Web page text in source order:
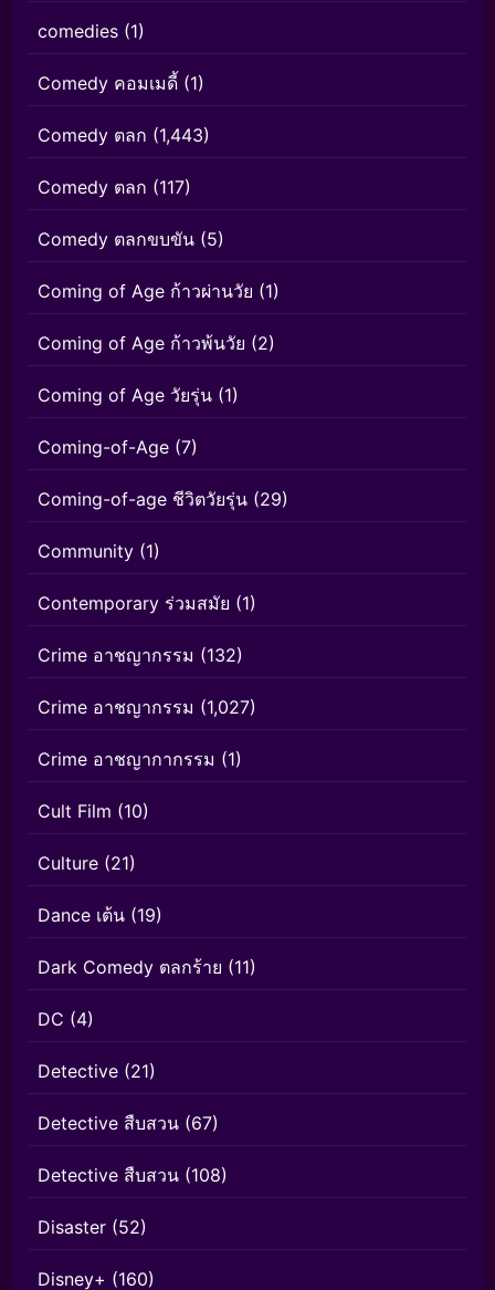
comedies (1)
Comedy คอมเมดี้ (1)
Comedy ตลก (1,443)
Comedy ตลก (117)
Comedy ตลกขบขัน (5)
Coming of Age ก้าวผ่านวัย (1)
Coming of Age ก้าวพ้นวัย (2)
Coming of Age วัยรุ่น (1)
Coming-of-Age (7)
Coming-of-age ชีวิตวัยรุ่น (29)
Community (1)
Contemporary ร่วมสมัย (1)
Crime อาชญากรรม (132)
Crime อาชญากรรม (1,027)
Crime อาชญากากรรม (1)
Cult Film (10)
Culture (21)
Dance เต้น (19)
Dark Comedy ตลกร้าย (11)
DC (4)
Detective (21)
Detective สืบสวน (67)
Detective สืบสวน (108)
Disaster (52)
Disney+ (160)